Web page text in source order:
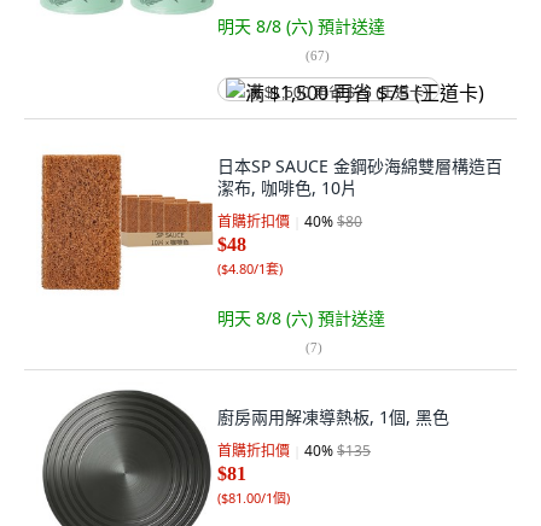
明天 8/8 (六) 預計送達
(67)
满 $1,500 再省 $75 (王道卡)
日本SP SAUCE 金鋼砂海綿雙層構造百
潔布, 咖啡色, 10片
首購折扣價 40%$80
$48
($4.80/1套)
明天 8/8 (六) 預計送達
(7)
廚房兩用解凍導熱板, 1個, 黑色
首購折扣價 40%$135
$81
($81.00/1個)